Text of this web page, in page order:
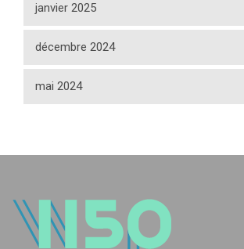
janvier 2025
décembre 2024
mai 2024